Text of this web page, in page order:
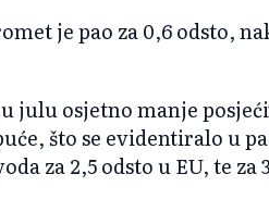
je pao za 0,6 odsto,
julu osjetno manje
što se evidentiralo u
za 2,5 odsto u EU, te za